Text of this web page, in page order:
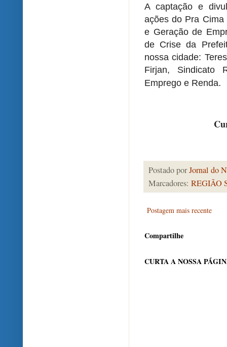
A captação e
ações do Pra Cima
e Geração de
de Crise da
nossa cidade:
Firjan, Sindicato
Emprego e Renda.
Postado porJornal do
Marcadores: REGIÃO
Postagem mais recente
Compartilhe
CURTA A NOSSA